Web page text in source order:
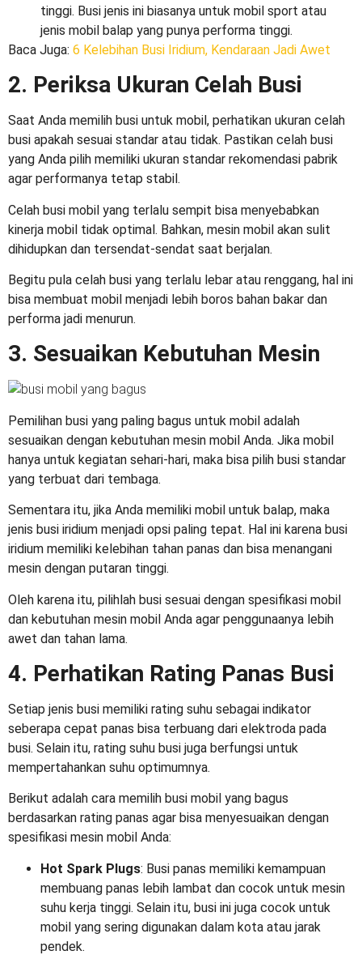
tinggi. Busi jenis ini biasanya untuk mobil sport atau
jenis mobil balap yang punya performa tinggi.
Baca Juga: 6 Kelebihan Busi Iridium, Kendaraan Jadi Awet
2. Periksa Ukuran Celah Busi
Saat Anda memilih busi untuk mobil, perhatikan ukuran celah
busi apakah sesuai standar atau tidak. Pastikan celah busi
yang Anda pilih memiliki ukuran standar rekomendasi pabrik
agar performanya tetap stabil.
Celah busi mobil yang terlalu sempit bisa menyebabkan
kinerja mobil tidak optimal. Bahkan, mesin mobil akan sulit
dihidupkan dan tersendat-sendat saat berjalan.
Begitu pula celah busi yang terlalu lebar atau renggang, hal ini
bisa membuat mobil menjadi lebih boros bahan bakar dan
performa jadi menurun.
3. Sesuaikan Kebutuhan Mesin
Pemilihan busi yang paling bagus untuk mobil adalah
sesuaikan dengan kebutuhan mesin mobil Anda. Jika mobil
hanya untuk kegiatan sehari-hari, maka bisa pilih busi standar
yang terbuat dari tembaga.
Sementara itu, jika Anda memiliki mobil untuk balap, maka
jenis busi iridium menjadi opsi paling tepat. Hal ini karena busi
iridium memiliki kelebihan tahan panas dan bisa menangani
mesin dengan putaran tinggi.
Oleh karena itu, pilihlah busi sesuai dengan spesifikasi mobil
dan kebutuhan mesin mobil Anda agar penggunaanya lebih
awet dan tahan lama.
4. Perhatikan Rating Panas Busi
Setiap jenis busi memiliki rating suhu sebagai indikator
seberapa cepat panas bisa terbuang dari elektroda pada
busi. Selain itu, rating suhu busi juga berfungsi untuk
mempertahankan suhu optimumnya.
Berikut adalah cara memilih busi mobil yang bagus
berdasarkan rating panas agar bisa menyesuaikan dengan
spesifikasi mesin mobil Anda:
Hot Spark Plugs: Busi panas memiliki kemampuan
membuang panas lebih lambat dan cocok untuk mesin
suhu kerja tinggi. Selain itu, busi ini juga cocok untuk
mobil yang sering digunakan dalam kota atau jarak
pendek.